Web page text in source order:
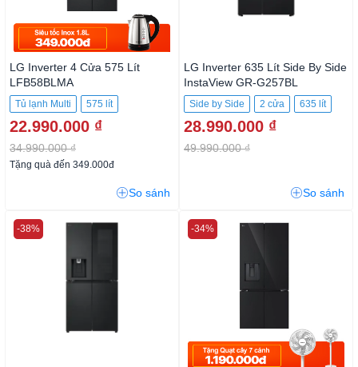
LG Inverter 4 Cửa 575 Lít
LFB58BLMA
Tủ lạnh Multi 575 lít
22.990.000 ₫
34.990.000 ₫
Tặng quà đến 349.000đ
So sánh
LG Inverter 635 Lít Side By Side
InstaView GR-G257BL
Side by Side 2 cửa 635 lít
28.990.000 ₫
49.990.000 ₫
So sánh
-38% -34%